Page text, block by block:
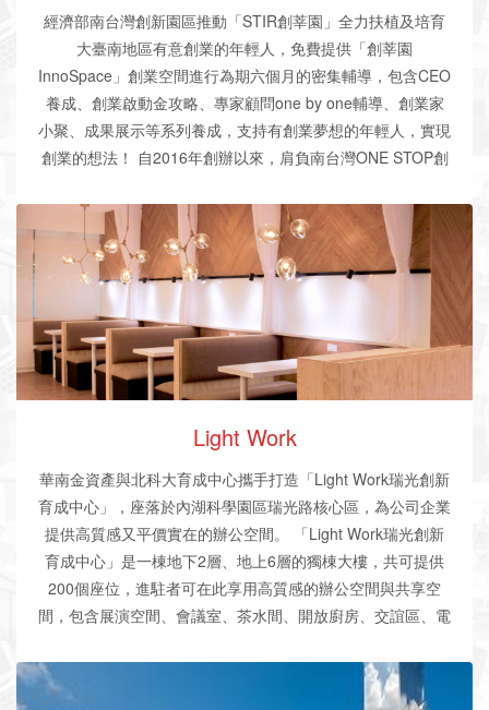
經濟部南台灣創新園區推動「STIR創莘園」全力扶植及培育
大臺南地區有意創業的年輕人，免費提供「創莘園
InnoSpace」創業空間進行為期六個月的密集輔導，包含CEO
養成、創業啟動金攻略、專家顧問one by one輔導、創業家
小聚、成果展示等系列養成，支持有創業夢想的年輕人，實現
創業的想法！ 自2016年創辦以來，肩負南台灣ONE STOP創
區創業家創業NON-STOP，三年來已成功培育14家新創公
司，扶植新創團隊發展。創業團隊畢業後成立公司可參加
「STIR創莘園創業種子進駐獎勵選拔」，以首年「免費」及
「半價」優惠轉進駐園區開放實驗室進行無縫接軌的育成輔
導。
Light Work
華南金資產與北科大育成中心攜手打造「Light Work瑞光創新
育成中心 」，座落於內湖科學園區瑞光路核心區，為公司企業
提供高質感又平價實在的辦公空間。 「Light Work瑞光創新
育成中心 」是一棟地下2層、地上6層的獨棟大樓，共可提供
200個座位，進駐者可在此享用高質感的辦公空間與共享空
間，包含展演空間、會議室、茶水間、開放廚房、交誼區、電
進駐方案包含共同座位區、單人座位區、雙人座位區，以及4-
8人的獨立辦公室，團隊可依照需求找到最適合的辦公空間，